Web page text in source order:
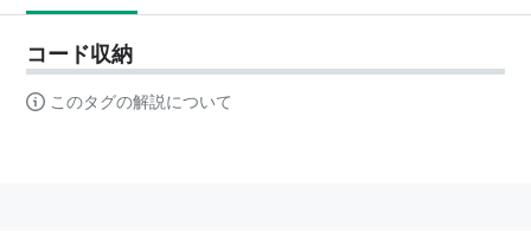
コード収納
このタグの解説について